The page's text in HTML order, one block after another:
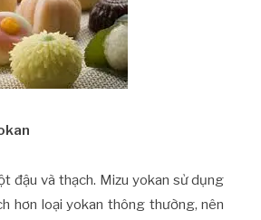
đậu và thạch. Mizu yokan sử dụng
hơn loại yokan thông thường, nên